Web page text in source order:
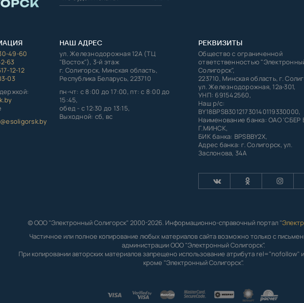
49-60
63
12-12
03
НАШ АДРЕС
ул. Железнодорожная 12А (ТЦ
"Восток"), 3-й этаж
г. Солигорск, Минская область,
Республика Беларусь, 223710
пн-чт: с 8:00 до 17:00, пт: с 8:00 до
15:45,
обед - с 12:30 до 13:15,
Выходной: сб, вс
РЕКВИЗИТЫ
Общество с ограниченной
ответственностью
Солигорск",
223710, Минская область, г.
ул. Железнодорожная, 12а-301,
УНП: 691542560,
Наш р/с:
BY18BPSB30121730140119330000,
Наименование банка: ОАО 'СБЕР
Г.МИНСК,
БИК банка: BPSBBY2X,
Адрес банка: г. Солигорск, ул.
Заслонова, 34А
© ООО "Электронный Солигорск" 2000-2026. Информационно-справочный портал "
Частичное или полное копирование любых материалов сайта возможно только с
администрации ООО "Электронный Солигорск".
При копировании авторских материалов запрещено использование атрибута rel="nofollow"
кроме "Электронный Солигорск".